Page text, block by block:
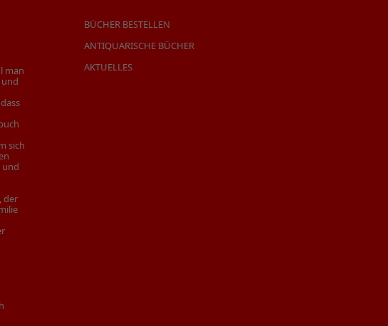
man
sich
und
der
BÜCHER BESTELLEN
ANTIQUARISCHE BÜCHER
AKTUELLES